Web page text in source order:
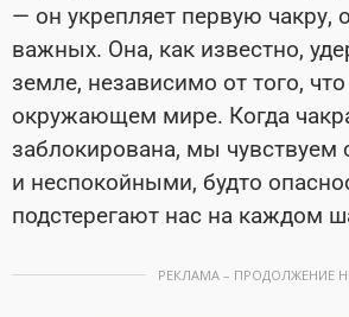
— он укрепляет первую чакру,
важных. Она, как известно,
земле, независимо от того,
окружающем мире. Когда
заблокирована, мы
и неспокойными, будто
подстерегают нас на каждом
РЕКЛАМА – ПРОДОЛЖЕНИЕ